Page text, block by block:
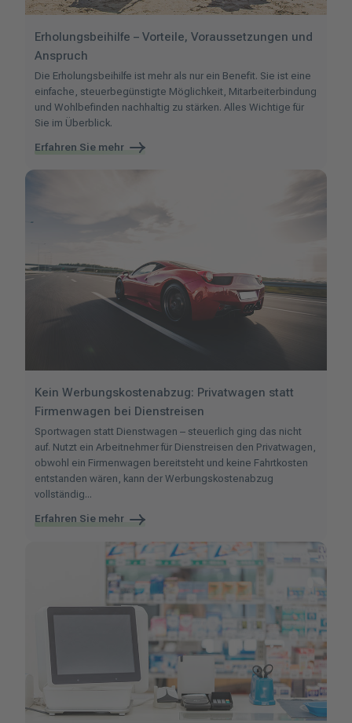
Erholungsbeihilfe – Vorteile, Voraussetzungen und
Anspruch
Die Erholungsbeihilfe ist mehr als nur ein Benefit. Sie ist eine
einfache, steuerbegünstigte Möglichkeit, Mitarbeiterbindung
und Wohlbefinden nachhaltig zu stärken. Alles Wichtige für
Sie im Überblick.
Erfahren Sie mehr
Kein Werbungskostenabzug: Privatwagen statt
Firmenwagen bei Dienstreisen
Sportwagen statt Dienstwagen – steuerlich ging das nicht
auf. Nutzt ein Arbeitnehmer für Dienstreisen den Privatwagen,
obwohl ein Firmenwagen bereitsteht und keine Fahrtkosten
entstanden wären, kann der Werbungskostenabzug
vollständig...
Erfahren Sie mehr